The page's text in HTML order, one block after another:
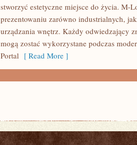
stworzyć estetyczne miejsce do życia. M-
prezentowaniu zarówno industrialnych,
urządzania wnętrz. Każdy odwiedzający
mogą zostać wykorzystane podczas
Portal [ Read More ]